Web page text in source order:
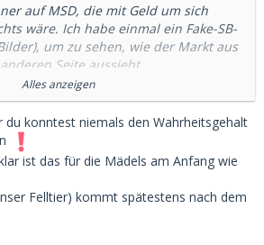
auf MSD, die mit Geld um sich
wäre. Ich habe einmal ein Fake-SB-
um zu sehen, wie der Markt aus
Seite aussieht.
haben mir Männer folgendes
minütigen Quickie im Auto
Stunden
von einem 39-Jährigen)
Punkt klingt für mich wirklich seltsam.
welche Berufe in Deutschland zu
von über 4.000 führen
Alles anzeigen
du konntest niemals den Wahrheitsgehalt
ist das für die Mädels am Anfang wie
Felltier) kommt spätestens nach dem